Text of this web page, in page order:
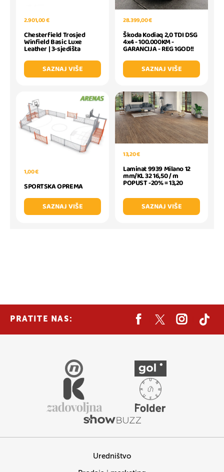
2.901,00 €
Chesterfield Trosjed
Winfield Basic Luxe
Leather | 3-sjedišta
SAZNAJ VIŠE
28.399,00 €
Škoda Kodiaq 2,0 TDI DSG
4x4 - 100.000KM -
GARANCIJA - REG 1GOD!!
SAZNAJ VIŠE
1,00 €
SPORTSKA OPREMA
SAZNAJ VIŠE
13,20 €
Laminat 9939 Milano 12
mm/KL 32 16,50 / m
POPUST -20% = 13,20
SAZNAJ VIŠE
PRATITE NAS:
Uredništvo